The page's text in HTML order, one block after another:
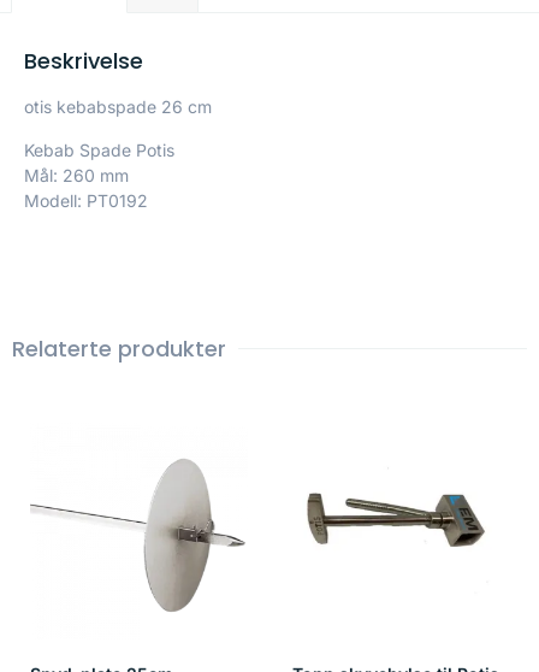
Beskrivelse
otis kebabspade 26 cm
Kebab Spade Potis
Mål: 260 mm
Modell: PT0192
Relaterte produkter